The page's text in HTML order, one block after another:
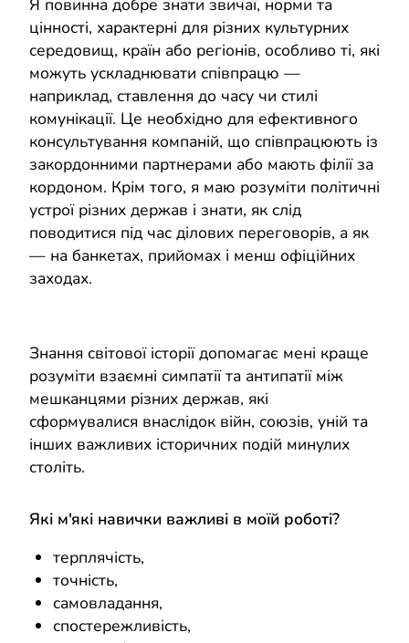
Я повинна добре знати звичаї, норми та
цінності, характерні для різних культурних
середовищ, країн або регіонів, особливо ті, які
можуть ускладнювати співпрацю —
наприклад, ставлення до часу чи стилі
комунікації. Це необхідно для ефективного
консультування компаній, що співпрацюють із
закордонними партнерами або мають філії за
кордоном. Крім того, я маю розуміти політичні
устрої різних держав і знати, як слід
поводитися під час ділових переговорів, а як
— на банкетах, прийомах і менш офіційних
заходах.
Знання світової історії допомагає мені краще
розуміти взаємні симпатії та антипатії між
мешканцями різних держав, які
сформувалися внаслідок війн, союзів, уній та
інших важливих історичних подій минулих
століть.
Які м'які навички важливі в моїй роботі?
терплячість,
точність,
самовладання,
спостережливість,